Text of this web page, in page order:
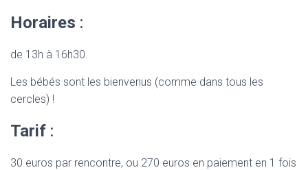
Horaires :
de 13h à 16h30.
Les bébés sont les bienvenus (comme dans tous les
cercles) !
Tarif :
30 euros par rencontre, ou 270 euros en paiement en 1 fois